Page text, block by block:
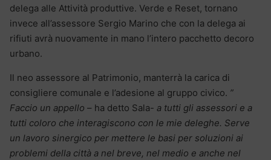
delega alle Attività produttive. Verde e Reset, tornano
invece all’assessore Sergio Marino che con la delega ai
rifiuti avrà nuovamente in mano l’intero pacchetto decoro
urbano.
Il neo assessore al Patrimonio, manterrà la carica di
consigliere comunale e l’adesione al gruppo civico. ”
Faccio un appello – ha detto Sala- a tutti gli assessori e a
tutti coloro che interagiscono con le mie deleghe. Serve
un lavoro sinergico per mettere le basi per soluzioni ai
problemi della città a nel breve, nel medio e anche nel